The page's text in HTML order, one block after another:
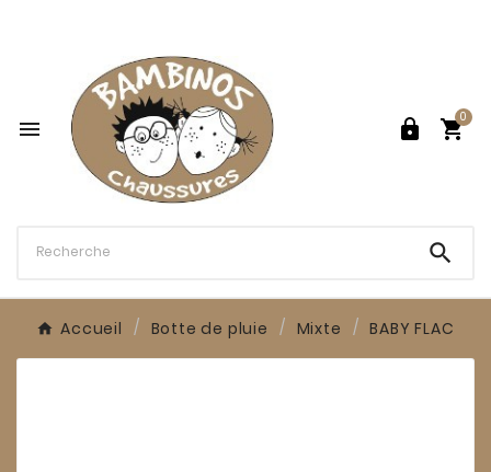
  
0

Accueil Botte de pluie Mixte BABY FLAC